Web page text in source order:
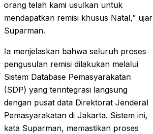
orang telah kami usulkan untuk
mendapatkan remisi khusus Natal,” ujar
Suparman.
Ia menjelaskan bahwa seluruh proses
pengusulan remisi dilakukan melalui
Sistem Database Pemasyarakatan
(SDP) yang terintegrasi langsung
dengan pusat data Direktorat Jenderal
Pemasyarakatan di Jakarta. Sistem ini,
kata Suparman, memastikan proses